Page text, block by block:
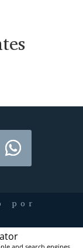
por